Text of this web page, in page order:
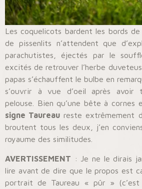
Les coquelicots bardent les bords
de pissenlits n’attendent que
parachutistes, éjectés par le
excités de retrouver l’herbe
papas s’échauffent le bulbe en
s’ouvrir à vue d’oeil après avoir
pelouse. Bien qu’une bête à cornes
signe Taureau reste extrêmement
broutent tous les deux, j’en
royaume des similitudes.
AVERTISSEMENT : Je ne le dirais
lire avant de dire que le propos est
portrait de Taureau « pûr »